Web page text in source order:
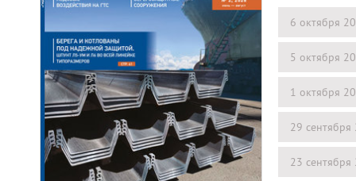
6 октября
5 октября
1 октября
29 сентября
23 сентября